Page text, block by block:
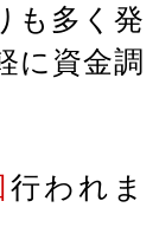
も多く発
に資金調
行われま